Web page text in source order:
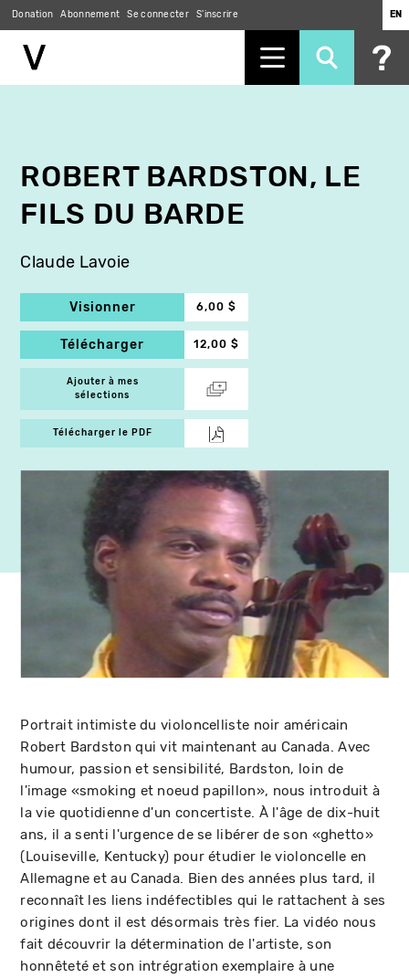
Donation Abonnement Se connecter S'inscrire EN
ROBERT BARDSTON, LE
FILS DU BARDE
Claude Lavoie
Visionner 6,00 $
Télécharger 12,00 $
Ajouter à mes
sélections
Télécharger le PDF
Portrait intimiste du violoncelliste noir américain
Robert Bardston qui vit maintenant au Canada. Avec
humour, passion et sensibilité, Bardston, loin de
l'image «smoking et noeud papillon», nous introduit à
la vie quotidienne d'un concertiste. À l'âge de dix-huit
ans, il a senti l'urgence de se libérer de son «ghetto»
(Louiseville, Kentucky) pour étudier le violoncelle en
Allemagne et au Canada. Bien des années plus tard, il
reconnaît les liens indéfectibles qui le rattachent à ses
origines dont il est désormais très fier. La vidéo nous
fait découvrir la détermination de l'artiste, son
honnêteté et son intrégration exemplaire à une